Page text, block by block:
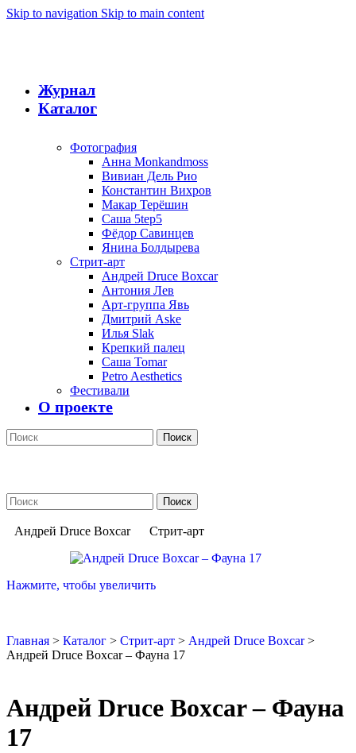
Skip to navigation Skip to main content
Журнал
Каталог
Фотография
Анна Monkandmoss
Вивиан Дель Рио
Константин Вихров
Макар Терёшин
Саша 5tep5
Фёдор Савинцев
Янина Болдырева
Стрит-арт
Андрей Druce Boxcar
Антония Лев
Арт-группа Явь
Дмитрий Aske
Илья Slak
Крепкий палец
Саша Tomar
Petro Aesthetics
Фестивали
О проекте
Поиск
Поиск
Андрей Druce Boxcar Стрит-арт
Нажмите, чтобы увеличить
Главная > Каталог > Стрит-арт > Андрей Druce Boxcar>
Андрей Druce Boxcar – Фауна 17
Андрей Druce Boxcar – Фауна
17